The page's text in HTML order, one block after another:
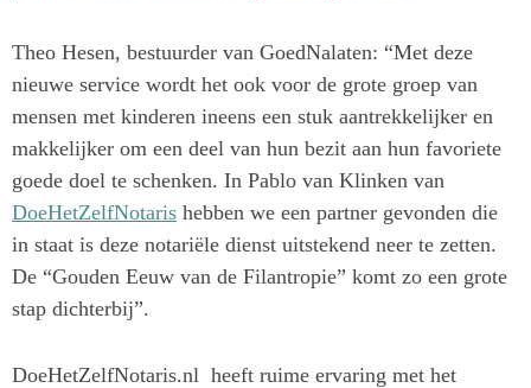
Theo Hesen, bestuurder van GoedNalaten: “Met deze
nieuwe service wordt het ook voor de grote groep van
mensen met kinderen ineens een stuk aantrekkelijker en
makkelijker om een deel van hun bezit aan hun favoriete
goede doel te schenken. In Pablo van Klinken van
DoeHetZelfNotaris hebben we een partner gevonden die
in staat is deze notariële dienst uitstekend neer te zetten.
De “Gouden Eeuw van de Filantropie” komt zo een grote
stap dichterbij”.
DoeHetZelfNotaris.nl heeft ruime ervaring met het